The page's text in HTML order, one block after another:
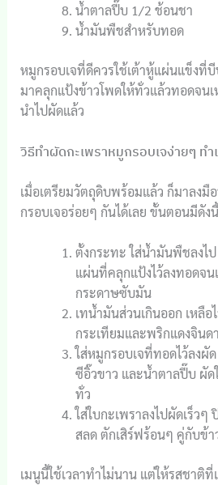
น้ำตาลปี๊บ 1/2 ช้อนชา
น้ำมันพืชสำหรับทอด
หมูกรอบเจที่ดีควรใช้เต้าหู้แผ่นแข็งที่
มาคลุกแป้งข้าวโพดให้ทั่วแล้วทอดจน
นำไปผัดแล้ว
วิธีทำผัดกะเพราหมูกรอบเจง่ายๆ ทำ
เมื่อเตรียมวัตถุดิบพร้อมแล้ว ก็มาลงมื
กรอบเจอร่อยๆ กันได้เลย ขั้นตอนมีดัง
ตั้งกระทะ ใส่น้ำมันพืชลงไ
แผ่นที่คลุกแป้งไว้ลงทอดจ
กระดาษซับมัน
เทน้ำมันส่วนเกินออก เหลือ
กระเทียมและพริกแดงจิน
ใส่หมูกรอบเจที่ทอดไว้ลงผั
ซีอิ๊วขาว และน้ำตาลปี๊บ ผัด
ทั่ว
ใส่ใบกะเพราลงไปผัดเร็ว
สลด ตักเสิร์ฟร้อนๆ คู่กับข้า
เมนูนี้ใช้เวลาทำไม่นาน แต่ให้รสชาติ